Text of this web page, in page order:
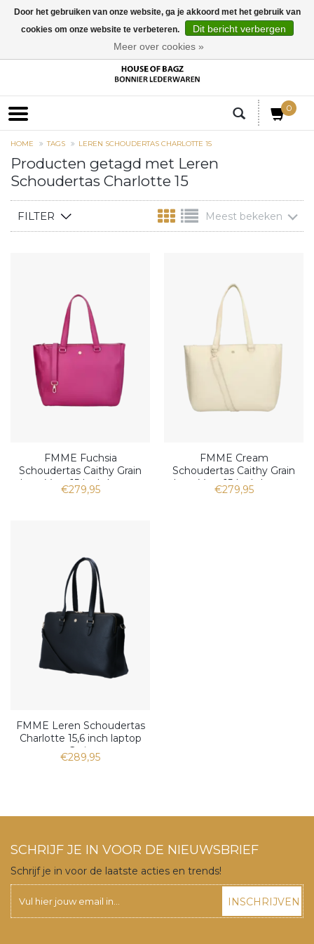
0
HOME TAGS LEREN SCHOUDERTAS CHARLOTTE 15
Producten getagd met Leren
Schoudertas Charlotte 15
FILTER Meest bekeken
FMME Fuchsia
Schoudertas Caithy Grain
Leer Voor 15 Inch Laptop
€279,95
FMME Cream
Schoudertas Caithy Grain
Leer Voor 15 Inch Laptop
€279,95
FMME Leren Schoudertas
Charlotte 15,6 inch laptop
Grain
€289,95
SCHRIJF JE IN VOOR DE NIEUWSBRIEF
Schrijf je in voor de laatste acties en trends!
INSCHRIJVEN
Door het gebruiken van onze website, ga je akkoord met het gebruik van
cookies om onze website te verbeteren.
Dit bericht verbergen
Meer over cookies »